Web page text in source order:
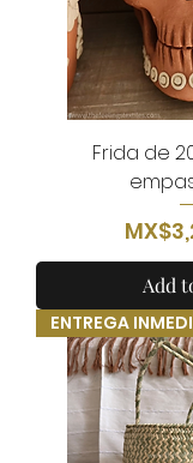
Frida de
Price
Add
ENTREGA